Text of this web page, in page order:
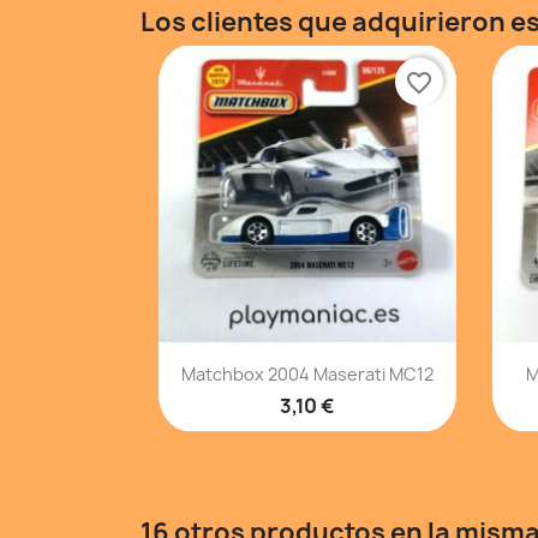
Los clientes que adquirieron
 Vista rápida
Matchbox 2004 Maserati MC12
3,10 €
favorite_border